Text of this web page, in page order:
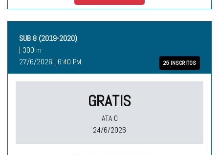
SUB 8 (2019-2020)
| 300 m
25 INSCRITOS
27/6/2026 | 6:40 P.M.
GRATIS
ATA O
24/6/2026